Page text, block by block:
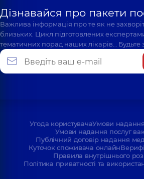
Дізнавайся про пакети
Важлива інформація про те як не
близьких. Цикл підготовлених
тематичних порад наших лікарів… Будьте
Угода користувачаУмови
Умови надання послуг
Публічний договір надання
Куточок споживача онлайн
Правила внутрішнього
Політика приватності та